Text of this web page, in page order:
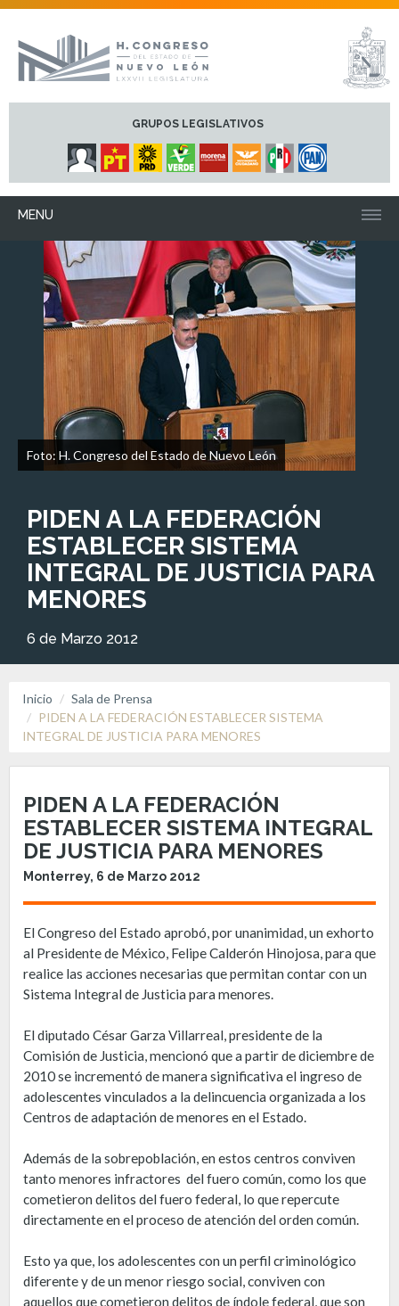
GRUPOS LEGISLATIVOS
MENU
Foto: H. Congreso del Estado de Nuevo León
PIDEN A LA FEDERACIÓN
ESTABLECER SISTEMA
INTEGRAL DE JUSTICIA PARA
MENORES
6 de Marzo 2012
Inicio
Sala de Prensa
PIDEN A LA FEDERACIÓN ESTABLECER SISTEMA
INTEGRAL DE JUSTICIA PARA MENORES
PIDEN A LA FEDERACIÓN
ESTABLECER SISTEMA INTEGRAL
DE JUSTICIA PARA MENORES
Monterrey, 6 de Marzo 2012
El Congreso del Estado aprobó, por unanimidad, un exhorto
al Presidente de México, Felipe Calderón Hinojosa, para que
realice las acciones necesarias que permitan contar con un
Sistema Integral de Justicia para menores.
El diputado César Garza Villarreal, presidente de la
Comisión de Justicia, mencionó que a partir de diciembre de
2010 se incrementó de manera significativa el ingreso de
adolescentes vinculados a la delincuencia organizada a los
Centros de adaptación de menores en el Estado.
Además de la sobrepoblación, en estos centros conviven
tanto menores infractores del fuero común, como los que
cometieron delitos del fuero federal, lo que repercute
directamente en el proceso de atención del orden común.
Esto ya que, los adolescentes con un perfil criminológico
diferente y de un menor riesgo social, conviven con
aquellos que cometieron delitos de índole federal, que son